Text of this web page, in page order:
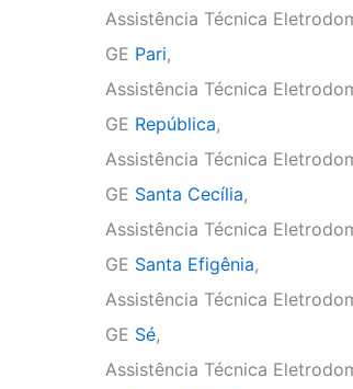
Assistência Técnica
GE Pari,
Assistência Técnica
GE República,
Assistência Técnica
GE Santa Cecília,
Assistência Técnica
GE Santa Efigênia,
Assistência Técnica
GE Sé,
Assistência Técnica